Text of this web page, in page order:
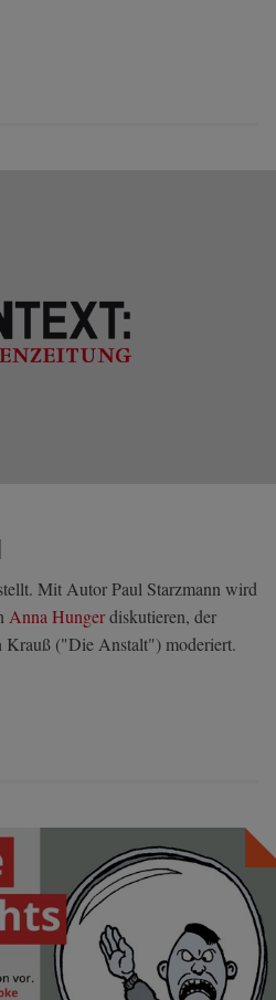
Mit Autor Paul Starzmann wird
Anna Hungerdiskutieren, der
("Die Anstalt") moderiert.